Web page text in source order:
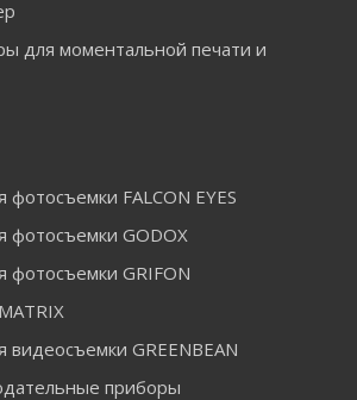
для моментальной печати и
FALCON EYES
фотосъемки GODOX
GRIFON
GREENBEAN
приборы